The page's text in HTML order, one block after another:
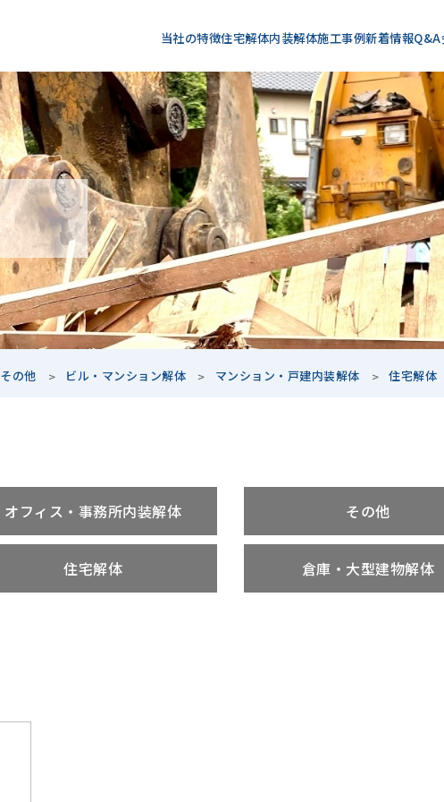
当社の特徴住宅解体内装解体施工事例新着情報Q&A
その他 ビル・マンション解体 マンション・戸建内装解体 住宅解体
オフィス・事務所内装解体 その他
住宅解体 倉庫・大型建物解体